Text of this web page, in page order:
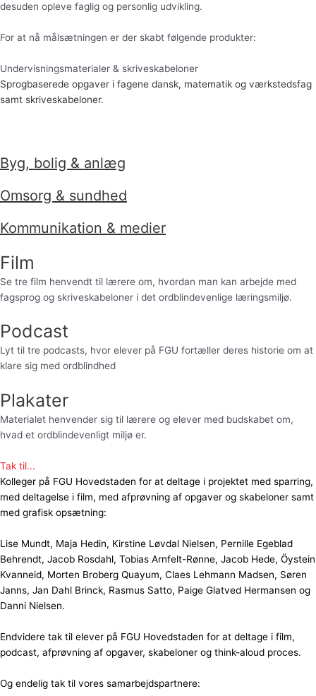
desuden opleve faglig og personlig udvikling.
For at nå målsætningen er der skabt følgende produkter:
Undervisningsmaterialer & skriveskabeloner
Sprogbaserede opgaver i fagene dansk, matematik og værkstedsfag
samt skriveskabeloner.
Byg, bolig & anlæg
Omsorg & sundhed
Kommunikation & medier
Film
Se tre film henvendt til lærere om, hvordan man kan arbejde med
fagsprog og skriveskabeloner i det ordblindevenlige læringsmiljø.
Podcast
Lyt til tre podcasts, hvor elever på FGU fortæller deres historie om at
klare sig med ordblindhed
Plakater
Materialet henvender sig til lærere og elever med budskabet om,
hvad et ordblindevenligt miljø er.
Tak til...
Kolleger på FGU Hovedstaden for at deltage i projektet med sparring,
med deltagelse i film, med afprøvning af opgaver og skabeloner samt
med grafisk opsætning:
Lise Mundt, Maja Hedin, Kirstine Løvdal Nielsen, Pernille Egeblad
Behrendt, Jacob Rosdahl, Tobias Arnfelt-Rønne, Jacob Hede, Öystein
Kvanneid, Morten Broberg Quayum, Claes Lehmann Madsen, Søren
Janns, Jan Dahl Brinck, Rasmus Satto, Paige Glatved Hermansen og
Danni Nielsen.
Endvidere tak til elever på FGU Hovedstaden for at deltage i film,
podcast, afprøvning af opgaver, skabeloner og think-aloud proces.
Og endelig tak til vores samarbejdspartnere: